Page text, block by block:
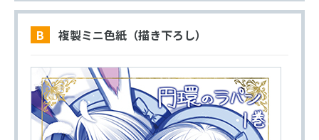
B 複製ミニ色紙（描き下ろし）